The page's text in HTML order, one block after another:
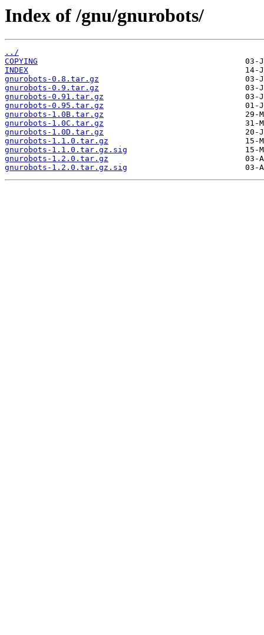
Index of /gnu/gnurobots/
../
COPYING
INDEX
gnurobots-0.8.tar.gz
gnurobots-0.9.tar.gz
gnurobots-0.91.tar.gz
gnurobots-0.95.tar.gz
gnurobots-1.0B.tar.gz
gnurobots-1.0C.tar.gz
gnurobots-1.0D.tar.gz
gnurobots-1.1.0.tar.gz
gnurobots-1.1.0.tar.gz.sig
gnurobots-1.2.0.tar.gz
gnurobots-1.2.0.tar.gz.sig